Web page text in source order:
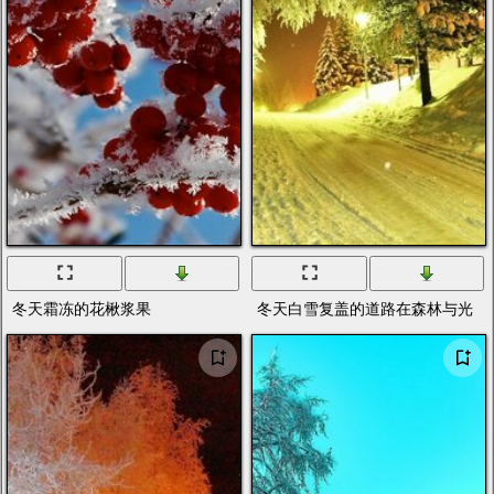
冬天霜冻的花楸浆果 冬天白雪复盖的道路在森林与光